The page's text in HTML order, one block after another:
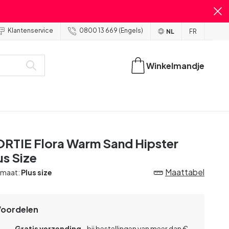
Klantenservice 0800 13 669 (Engels) NL FR
Winkelmandje
Flora Warm Sand Hipster
Size
Plus size Maattabel